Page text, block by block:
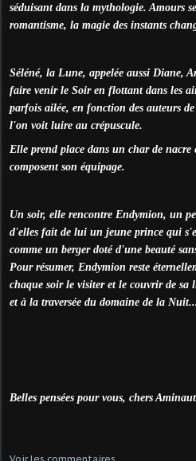
séduisant dans la mythologie. Amours
romantisme, la magie des instants
Séléné, la Lune, appelée aussi Diane,
faire venir le Soir en flottant dans les
parfois ailée, en fonction des auteurs
l'on voit luire au crépuscule.
Elle prend place dans un char de
composent son équipage.
Un soir, elle rencontre Endymion, un
d'elles fait de lui un jeune prince qui
comme un berger doté d'une beauté
Pour résumer, Endymion reste
chaque soir le visiter et le couvrir de sa
et à la traversée du domaine de la
Belles pensées pour vous, chers